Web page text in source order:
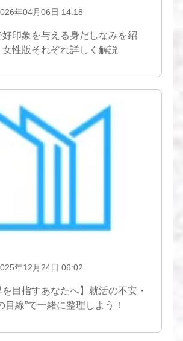
年04月06日 14:18
印象を与える身だしなみを紹
性版それぞれ詳しく解説
年12月24日 06:02
を目指すあなたへ】就活の不安・
目線”で一緒に整理しよう！